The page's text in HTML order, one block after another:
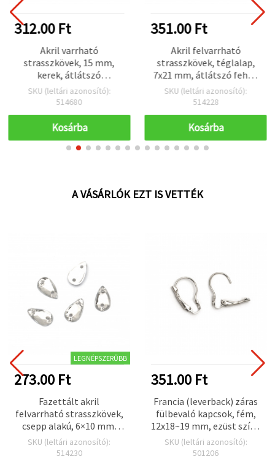
312.00 Ft
Akril varrható
strasszkövek, 15 mm,
kerek, átlátszó
szivárványos (AB),
fazettált, 4 lyukú, 10 db
SKU (leltári azonosító):
514680
Kosárba
351.00 Ft
Akril felvarrható
strasszkövek, téglalap,
7x21 mm, átlátszó fehér,
fazettált – 25 db
SKU (leltári azonosító):
514228
Kosárba
A VÁSÁRLÓK EZT IS VETTÉK
LEGNÉPSZERŰBB
273.00 Ft
Fazettált akril
felvarrható strasszkövek,
csepp alakú, 6×10 mm,
átlátszó fehér –
varráshoz, jelmezekhez
SKU (leltári azonosító):
514230
351.00 Ft
Francia (leverback) záras
fülbevaló kapcsok, fém,
12x18~19 mm, ezüst színű
- 10 db
SKU (leltári azonosító):
501206